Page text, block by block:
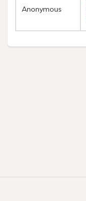
Anonymous